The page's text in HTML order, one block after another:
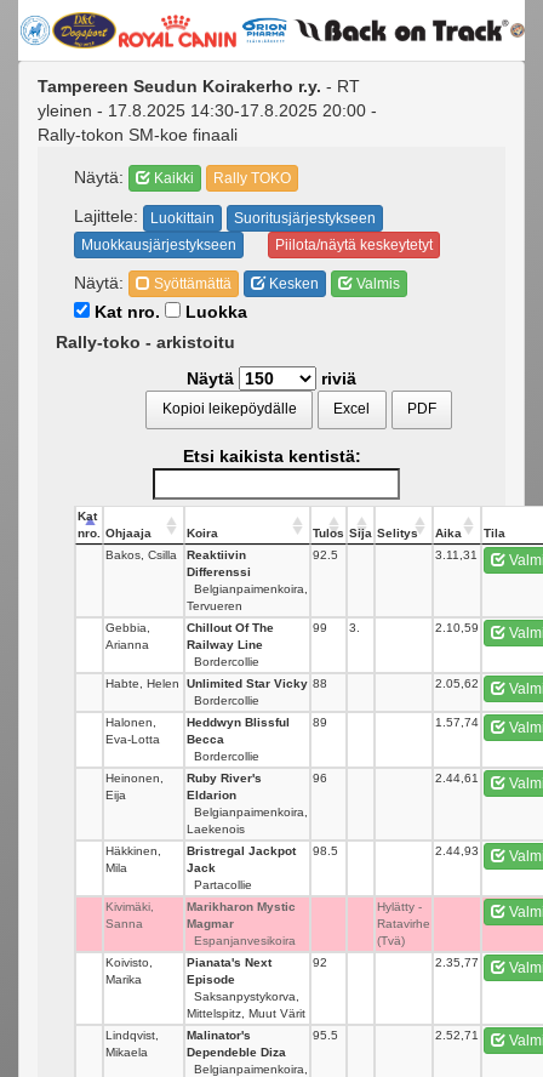
Tampereen Seudun Koirakerho r.y. - RT
yleinen - 17.8.2025 14:30-17.8.2025 20:00 -
Rally-tokon SM-koe finaali
Näytä: Kaikki Rally TOKO
Lajittele: Luokittain
Suoritusjärjestykseen
Muokkausjärjestykseen
Piilota/näytä keskeytetyt
Näytä: Syöttämättä Kesken Valmis
Kat nro.
Luokka
Rally-toko - arkistoitu
Näytä
riviä
Kopioi leikepöydälle Excel PDF
Etsi kaikista kentistä:
Kat
nro.
Ohjaaja Koira Tulos Sija Selitys Aika
Tila
Bakos, Csilla
Reaktiivin
Differenssi
Belgianpaimenkoira,
Tervueren
92.5 3.11,31
Gebbia,
Arianna
Chillout Of The
Railway Line
Bordercollie
99 3. 2.10,59
Habte, Helen
Unlimited Star Vicky
Bordercollie
88 2.05,62
Halonen,
Eva-Lotta
Heddwyn Blissful
Becca
Bordercollie
89 1.57,74
Heinonen,
Eija
Ruby River's
Eldarion
Belgianpaimenkoira,
Laekenois
96 2.44,61
Häkkinen,
Mila
Bristregal Jackpot
Jack
Partacollie
98.5 2.44,93
Kivimäki,
Sanna
Marikharon Mystic
Magmar
Espanjanvesikoira
Hylätty -
Ratavirhe
(Tvä)
Koivisto,
Marika
Pianata's Next
Episode
Saksanpystykorva,
Mittelspitz, Muut Värit
92 2.35,77
Lindqvist,
Mikaela
Malinator's
Dependeble Diza
Belgianpaimenkoira,
95.5 2.52,71